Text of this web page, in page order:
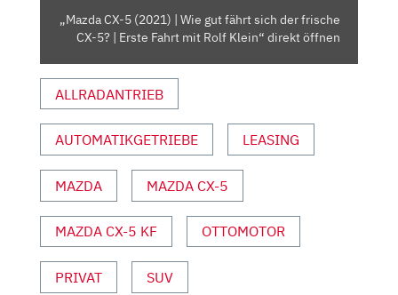
FRISCHE
5?
| ERSTE
MIT
ROLF
KLEIN“
VON
YOUTUBE
ANZEIGEN
„Mazda CX-5 (2021) | Wie gut fährt sich der frische
CX-5? | Erste Fahrt mit Rolf Klein“ direkt öffnen
ALLRADANTRIEB
AUTOMATIKGETRIEBE LEASING
MAZDA MAZDA CX-5
MAZDA CX-5 KF OTTOMOTOR
PRIVAT SUV